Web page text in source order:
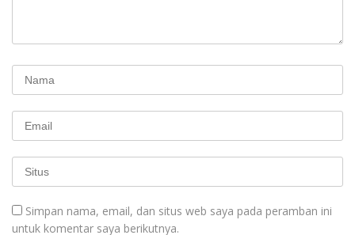
Simpan nama, email, dan situs web saya pada peramban ini
untuk komentar saya berikutnya.